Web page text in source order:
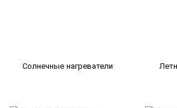
Солнечные нагреватели